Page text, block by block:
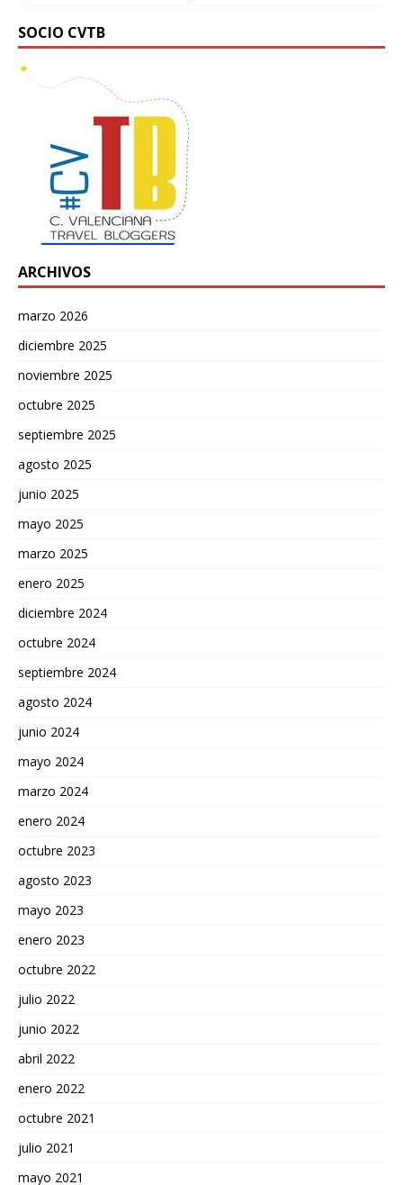
SOCIO CVTB
ARCHIVOS
marzo 2026
diciembre 2025
noviembre 2025
octubre 2025
septiembre 2025
agosto 2025
junio 2025
mayo 2025
marzo 2025
enero 2025
diciembre 2024
octubre 2024
septiembre 2024
agosto 2024
junio 2024
mayo 2024
marzo 2024
enero 2024
octubre 2023
agosto 2023
mayo 2023
enero 2023
octubre 2022
julio 2022
junio 2022
abril 2022
enero 2022
octubre 2021
julio 2021
mayo 2021